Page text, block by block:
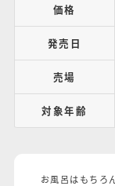
価格
発売日
売場
対象年齢
お風呂はもちろ